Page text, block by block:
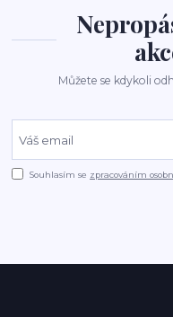
Můžete se kdykoli
Souhlasím se zpracováním